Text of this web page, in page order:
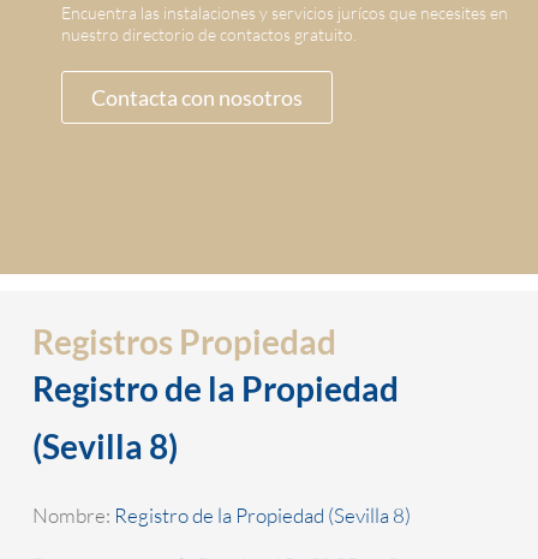
Encuentra las instalaciones y servicios jurícos que necesites en
nuestro directorio de contactos gratuito.
Contacta con nosotros
Registros Propiedad
Registro de la Propiedad
(Sevilla 8)
Nombre: Registro de la Propiedad (Sevilla 8)